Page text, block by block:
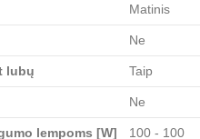
Matinis
Ne
lubų Taip
Ne
lempoms [W] 100 - 100